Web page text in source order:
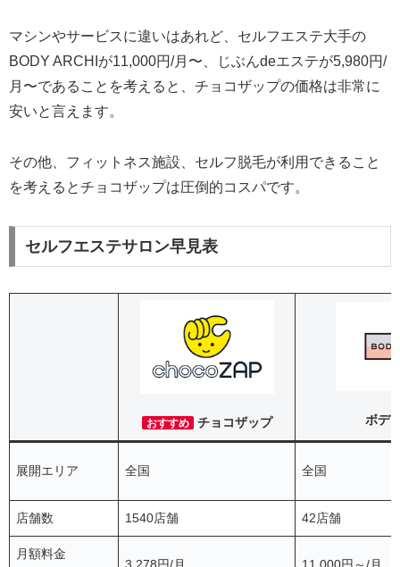
マシンやサービスに違いはあれど、セルフエステ大手の
BODY ARCHIが11,000円/月〜、じぶんdeエステが5,980円/
月〜であることを考えると、チョコザップの価格は非常に
安いと言えます。
その他、フィットネス施設、セルフ脱毛が利用できること
を考えるとチョコザップは圧倒的コスパです。
セルフエステサロン早見表
おすすめ チョコザップ ボデ
展開エリア 全国 全国
店舗数 1540店舗 42店舗
月額料金
3,278円/月 11,000円～/月